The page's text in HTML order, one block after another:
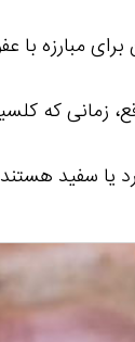
برای مبارزه
زمانی
یا سفید